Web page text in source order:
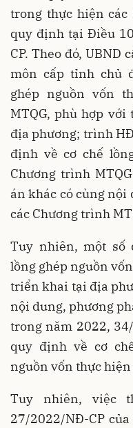
trong thực hiện các
quy định tại Điều
CP. Theo đó, UBND
môn cấp tỉnh chủ
ghép nguồn vốn
MTQG, phù hợp
địa phương; trình
định về cơ chế
Chương trình
án khác có cùng
các Chương trình
Tuy nhiên, một số
lồng ghép nguồn
triển khai tại địa
nội dung, phương
trong năm 2022,
quy định về cơ
nguồn vốn thực
Tuy nhiên, việc
27/2022/NĐ-CP